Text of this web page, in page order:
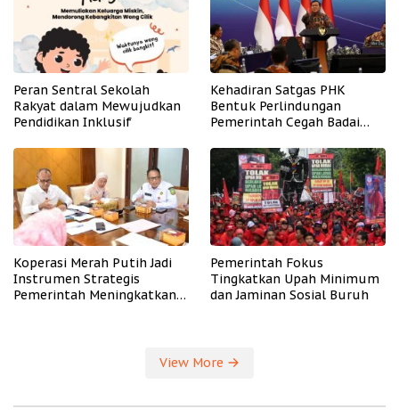
Peran Sentral Sekolah
Rakyat dalam Mewujudkan
Pendidikan Inklusif
Kehadiran Satgas PHK
Bentuk Perlindungan
Pemerintah Cegah Badai
Koperasi Merah Putih Jadi
Instrumen Strategis
Pemerintah Meningkatkan
Pemerintah Fokus
Tingkatkan Upah Minimum
dan Jaminan Sosial Buruh
View More